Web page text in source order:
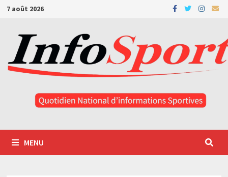
Passer
contenu
7 août 2026
MENU